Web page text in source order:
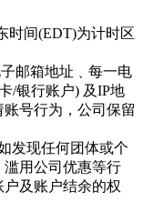
时间(EDT)为计时区
邮箱地址﹑每一电
/银行账户) 及IP地
号行为，公司保留
发现任何团体或个
滥用公司优惠等行
及账户结余的权